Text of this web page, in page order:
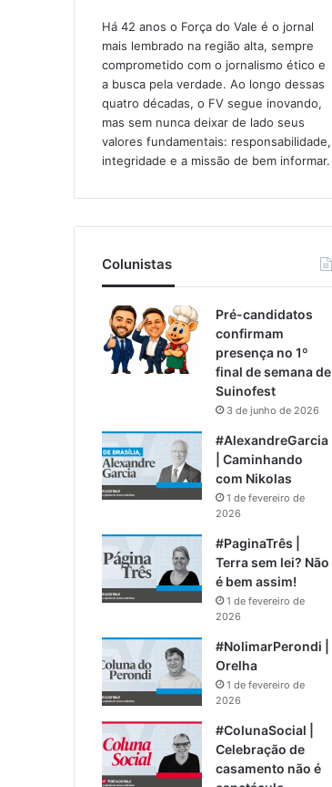
Há 42 anos o Força do Vale é o jornal
mais lembrado na região alta, sempre
comprometido com o jornalismo ético e
a busca pela verdade. Ao longo dessas
quatro décadas, o FV segue inovando,
mas sem nunca deixar de lado seus
valores fundamentais: responsabilidade,
integridade e a missão de bem informar.​
Colunistas
Pré-candidatos
confirmam
presença no 1º
final de semana de
Suinofest
3 de junho de 2026
#AlexandreGarcia
| Caminhando
com Nikolas
1 de fevereiro de
2026
#PaginaTrês |
Terra sem lei? Não
é bem assim!
1 de fevereiro de
2026
#NolimarPerondi |
Orelha
1 de fevereiro de
2026
#ColunaSocial |
Celebração de
casamento não é